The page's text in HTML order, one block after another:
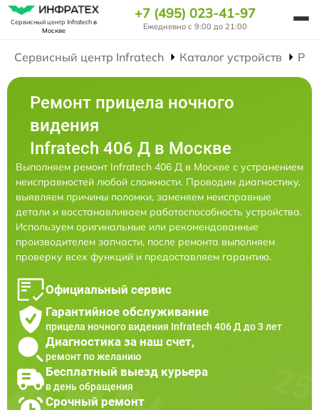
Сервисный центр Infratechв
Москве
+7 (495) 023-41-97
Ежедневно с 9:00 до 21:00
Сервисный центр Infratech Каталог устройств
Ремонт прицела ночного
видения
Infratech 406 Д в Москве
Выполняем ремонт Infratech 406 Д в Москве с устранением
неисправностей любой сложности. Проводим диагностику,
выявляем причины поломки, заменяем неисправные
детали и восстанавливаем работоспособность устройства.
Используем оригинальные или рекомендованные
производителем запчасти, после ремонта выполняем
проверку всех функций и предоставляем гарантию.
Официальный сервис
Гарантийное обслуживание
прицела ночного видения Infratech 406 Д до 3 лет
Диагностика за наш счет,
ремонт по желанию
Бесплатный выезд курьера
в день обращения
Срочный ремонт